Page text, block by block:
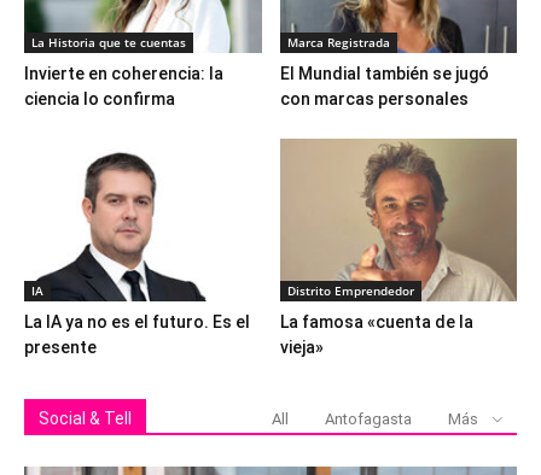
La Historia que te cuentas
Invierte en coherencia: la
ciencia lo confirma
Marca Registrada
El Mundial también se jugó
con marcas personales
IA
La IA ya no es el futuro. Es el
presente
Distrito Emprendedor
La famosa «cuenta de la
vieja»
Social & Tell All Antofagasta Más